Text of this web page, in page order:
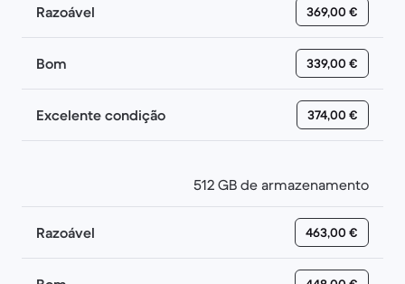
Razoável 369,00 €
Bom 339,00 €
Excelente condição 374,00 €
512 GB de armazenamento
Razoável 463,00 €